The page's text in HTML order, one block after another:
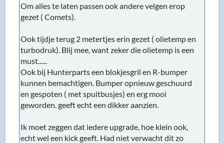
Om alles te laten passen ook andere velgen erop
gezet ( Comets).
Ook tijdje terug 2 metertjes erin gezet ( olietemp en
turbodruk). Blij mee, want zeker die olietemp is een
must......
Ook bij Hunterparts een blokjesgril en R-bumper
kunnen bemachtigen. Bumper opnieuw geschuurd
en gespoten ( met spuitbusjes) en erg mooi
geworden. geeft echt een dikker aanzien.
Ik moet zeggen dat iedere upgrade, hoe klein ook,
echt wel een kick geeft. Had niet verwacht dit zo